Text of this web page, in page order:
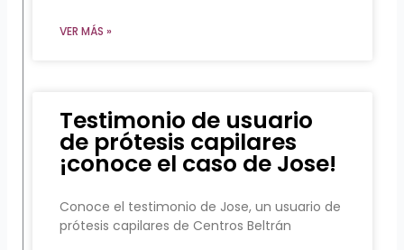
VER MÁS »
Testimonio de usuario
de prótesis capilares
¡conoce el caso de Jose!
Conoce el testimonio de Jose, un usuario de
prótesis capilares de Centros Beltrán